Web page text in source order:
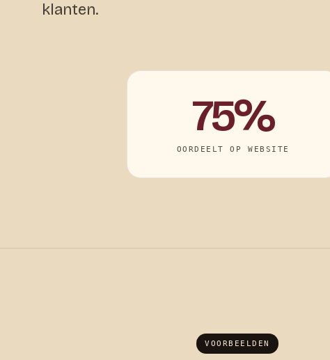
klanten.
75%
OORDEELT OP WEBSITE
VOORBEELDEN